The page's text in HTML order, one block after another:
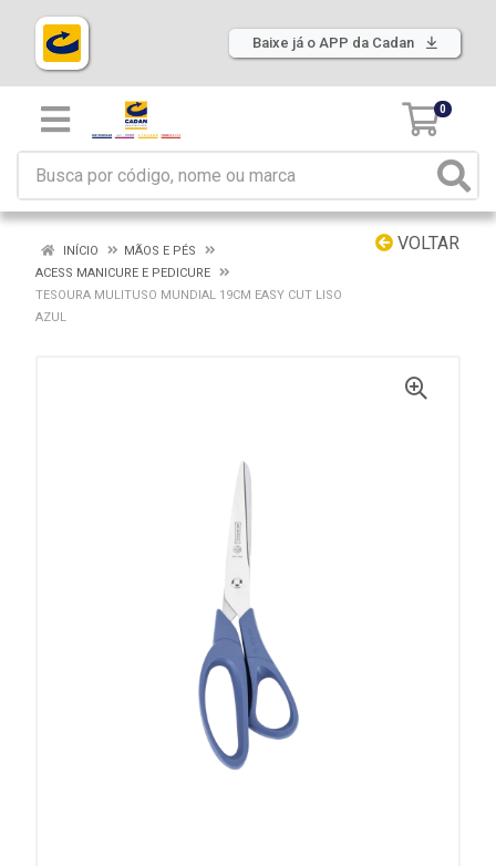
Baixe já o APP da Cadan
0
VOLTAR
INÍCIO
MÃOS E PÉS
ACESS MANICURE E PEDICURE
TESOURA MULITUSO MUNDIAL 19CM EASY CUT LISO
AZUL